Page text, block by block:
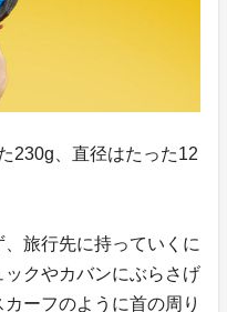
230g、直径はたった12
旅行先に持っていくに
クやカバンにぶらさげ
ーフのように首の周り